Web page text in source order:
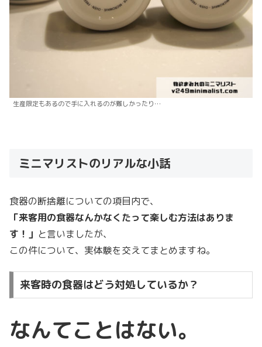
生産限定もあるので手に入れるのが難しかったり…
ミニマリストのリアルな小話
食器の断捨離についての項目内で、
「来客用の食器なんかなくたって楽しむ方法はありま
す！」 と言いましたが、
この件について、実体験を交えてまとめますね。
来客時の食器はどう対処しているか？
なんてことはない。